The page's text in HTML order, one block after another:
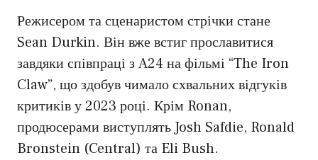
Режисером та сценаристом стрічки стане
Sean Durkin. Він вже встиг прославитися
завдяки співпраці з A24 на фільмі “The Iron
Claw”, що здобув чимало схвальних відгуків
критиків у 2023 році. Крім Ronan,
продюсерами виступлять Josh Safdie, Ronald
Bronstein (Central) та Eli Bush.